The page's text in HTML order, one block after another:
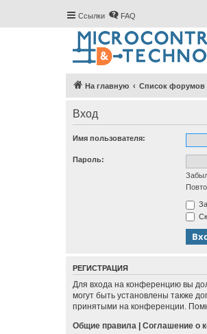
Ссылки FAQ
На главную Список форумов
Вход
Имя пользователя:
Пароль:
РЕГИСТРАЦИЯ
Для входа на конференцию вы
могут быть установлены также
принятыми на конференции.
Общие правила | Соглашение о